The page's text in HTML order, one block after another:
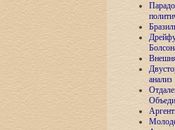
анализ